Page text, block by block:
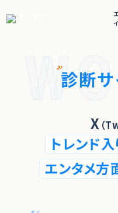
診断
X （
トレンド
エンタメ方